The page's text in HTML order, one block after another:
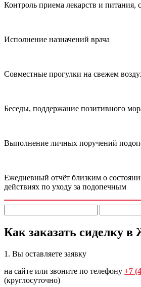
Контроль приема лекарств и питания,
Исполнение назначений врача
Совместные прогулки на свежем
Беседы, поддержание позитивного
Выполнение личных поручений
Ежедневный отчёт близким о
действиях по уходу за подопечным
Как заказать сиделку в
1. Вы оставляете заявку
на сайте или звоните по телефону +7
(круглосуточно)